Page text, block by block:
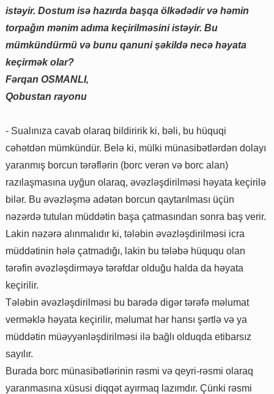
istəyir. Dostum isə hazırda başqa ölkədədir və həmin
torpağın mənim adıma keçirilməsini istəyir. Bu
mümkündürmü və bunu qanuni şəkildə necə həyata
keçirmək olar?
Fərqan OSMANLI,
Qobustan rayonu
- Sualınıza cavab olaraq bildiririk ki, bəli, bu hüquqi
cəhətdən mümkündür. Belə ki, mülki münasibətlərdən dolayı
yaranmış borcun tərəflərin (borc verən və borc alan)
razılaşmasına uyğun olaraq, əvəzləşdirilməsi həyata keçirilə
bilər. Bu əvəzləşmə adətən borcun qaytarılması üçün
nəzərdə tutulan müddətin başa çatmasından sonra baş verir.
Lakin nəzərə alınmalıdır ki, tələbin əvəzləşdirilməsi icra
müddətinin hələ çatmadığı, lakin bu tələbə hüququ olan
tərəfin əvəzləşdirməyə tərəfdar olduğu halda da həyata
keçirilir.
Tələbin əvəzləşdirilməsi bu barədə digər tərəfə məlumat
verməklə həyata keçirilir, məlumat hər hansı şərtlə və ya
müddətin müəyyənləşdirilməsi ilə bağlı olduqda etibarsız
sayılır.
Burada borc münasibətlərinin rəsmi və qeyri-rəsmi olaraq
yaranmasına xüsusi diqqət ayırmaq lazımdır. Çünki rəsmi